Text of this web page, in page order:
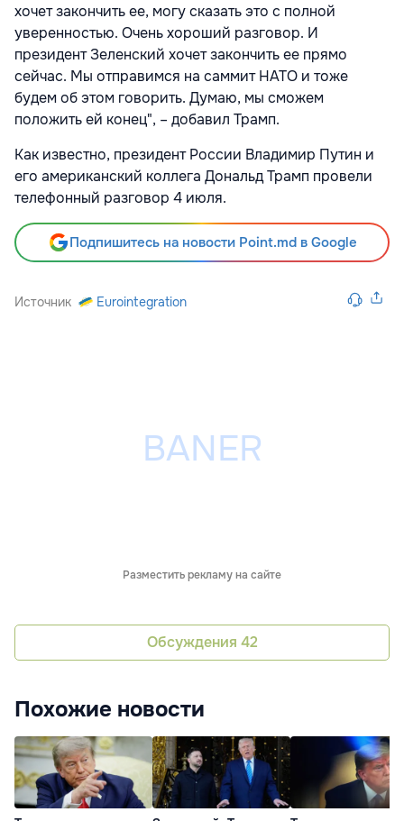
хочет закончить ее, могу сказать это с полной
уверенностью. Очень хороший разговор. И
президент Зеленский хочет закончить ее прямо
сейчас. Мы отправимся на саммит НАТО и тоже
будем об этом говорить. Думаю, мы сможем
положить ей конец", – добавил Трамп.
Как известно, президент России Владимир Путин и
его американский коллега Дональд Трамп провели
телефонный разговор 4 июля.
Подпишитесь на новости Point.md в Google
Источник Eurointegration
Разместить рекламу на сайте
Обсуждения 42
Похожие новости